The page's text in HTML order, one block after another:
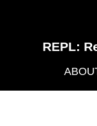
REPL: